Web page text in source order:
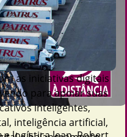
as iniciativas digitais
para apoiar suas
inteligentes,
inteligência artificial,